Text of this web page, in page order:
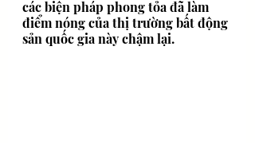
các biện pháp phong tỏa đã làm
điểm nóng của thị trường bất động
sản quốc gia này chậm lại.